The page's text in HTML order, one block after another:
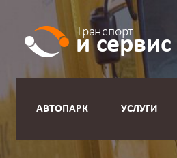
Транспорт
и сервис
АВТОПАРК УСЛУГИ